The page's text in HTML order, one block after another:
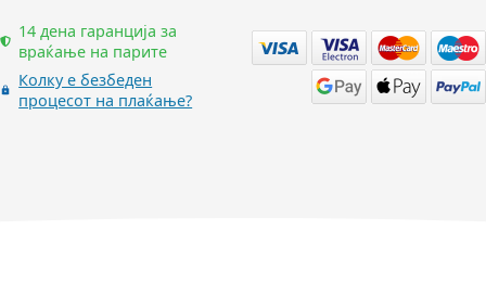
14 дена гаранција за
враќање на парите
Колку е безбеден
процесот на плаќање?